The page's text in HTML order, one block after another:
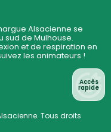
Alsacienne se
sud de Mulhouse.
et de respiration en
les animateurs !
. Tous droits
Accès
rapide
Contact